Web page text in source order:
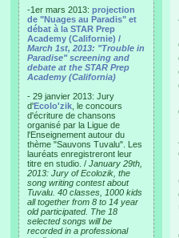
-1er mars 2013: projection
de "Nuages au Paradis" et
débat à la STAR Prep
Academy (Californie) /
March 1st, 2013: "Trouble in
Paradise" screening and
debate at the STAR Prep
Academy (California)
- 29 janvier 2013: Jury
d'Ecolo'zik , le concours
d'écriture de chansons
organisé par la Ligue de
l'Enseignement autour du
thème "Sauvons Tuvalu". Les
lauréats enregistreront leur
titre en studio. / January 29th,
2013: Jury of Ecolozik, the
song writing contest about
Tuvalu. 40 classes, 1000 kids
all together from 8 to 14 year
old participated. The 18
selected songs will be
recorded in a professional